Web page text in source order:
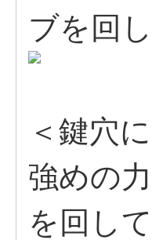
ブを回
＜鍵穴
強めの
を回し